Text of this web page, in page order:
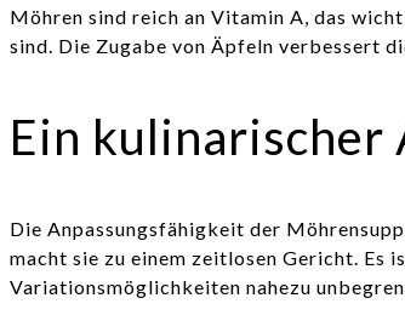
Möhren sind reich an Vitamin A, das
sind. Die Zugabe von Äpfeln verbessert
Ein kulinarischer
Die Anpassungsfähigkeit der
macht sie zu einem zeitlosen Gericht. Es
Variationsmöglichkeiten nahezu